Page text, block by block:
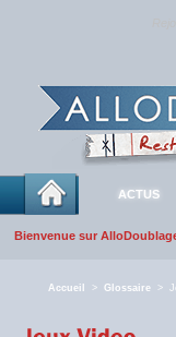
ACTUS
Bienvenue sur
Accueil > Glossaire >